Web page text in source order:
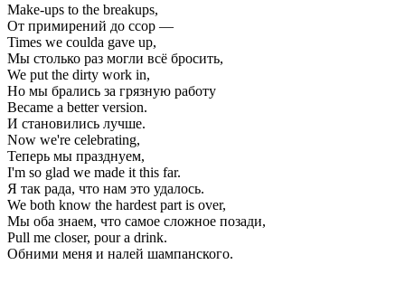
Make-ups to the breakups,
От примирений до ссор —
Times we coulda gave up,
Мы столько раз могли всё бросить,
We put the dirty work in,
Но мы брались за грязную работу
Became a better version.
И становились лучше.
Now we're celebrating,
Теперь мы празднуем,
I'm so glad we made it this far.
Я так рада, что нам это удалось.
We both know the hardest part is over,
Мы оба знаем, что самое сложное позади,
Pull me closer, pour a drink.
Обними меня и налей шампанского.